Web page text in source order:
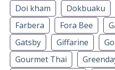
Doi kham Dokbuaku
Farbera
Fora Bee
Gatsby
Giffarine
Gourmet Thai